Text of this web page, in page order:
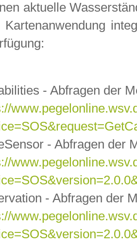
aktuelle
- Abfragen der
- Abfragen der
- Abfragen der